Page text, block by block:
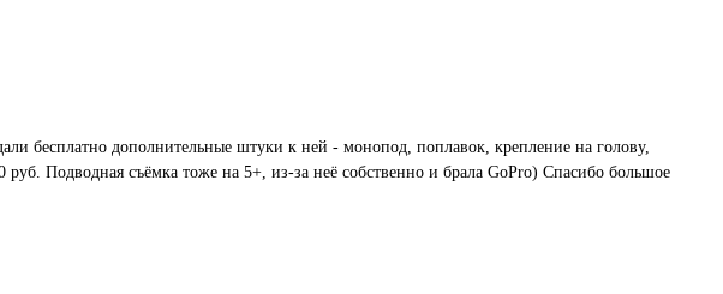
бесплатно дополнительные штуки к ней - монопод, поплавок, крепление на голову,
Подводная съёмка тоже на 5+, из-за неё собственно и брала GoPro) Спасибо большое